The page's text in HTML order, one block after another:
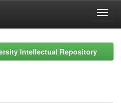
Intellectual Repository